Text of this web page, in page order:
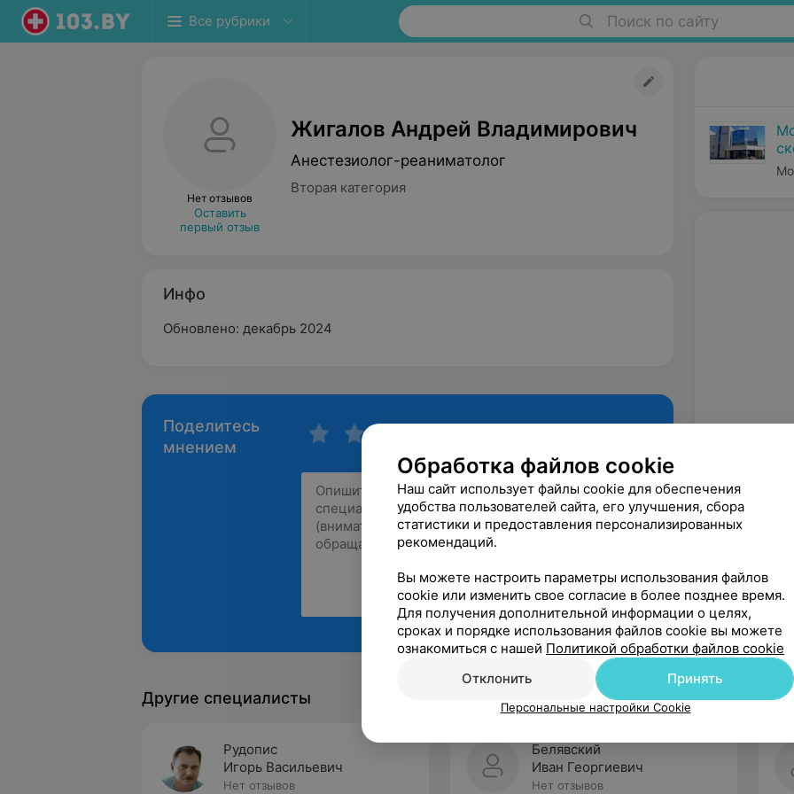
Все рубрики Поиск по сайту
Нет отзывов
Оставить
первый отзыв
Жигалов Андрей Владимирович
Анестезиолог-реаниматолог
Вторая категория
Инфо
Обновлено: декабрь 2024
Поделитесь
мнением
Рекомендую
Другие специалисты
Рудопис
Игорь Васильевич
Нет отзывов
Белявский
Иван Георгиевич
Нет отзывов
Обработка файлов cookie
Наш сайт использует файлы cookie для обеспечения
удобства пользователей сайта, его улучшения, сбора
статистики и предоставления персонализированных
рекомендаций.
Вы можете настроить параметры использования файлов
cookie или изменить свое согласие в более позднее время.
Для получения дополнительной информации о целях,
сроках и порядке использования файлов cookie вы можете
ознакомиться с нашей Политикой обработки файлов cookie
Отклонить
Принять
Персональные настройки Cookie